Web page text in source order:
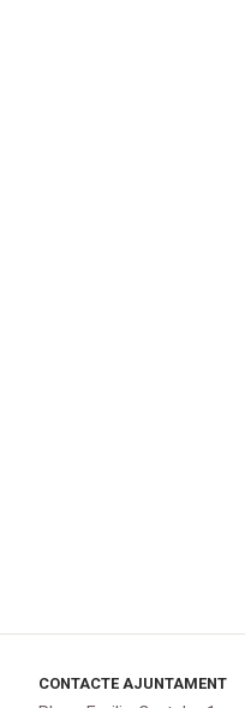
CONTACTE AJUNTAMENT